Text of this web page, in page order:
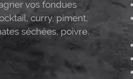
vos fondues
curry, piment,
séchées, poivre.